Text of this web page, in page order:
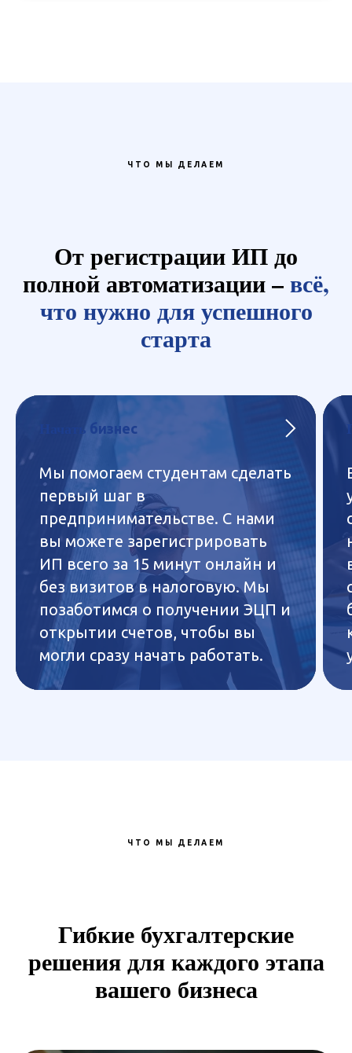
ЧТО МЫ ДЕЛАЕМ
От регистрации ИП до
полной автоматизации –всё,
что нужно для успешного
старта
Начать бизнес
Мы помогаем студентам сделать
первый шаг в
предпринимательстве. С нами
вы можете зарегистрировать
ИП всего за 15 минут онлайн и
без визитов в налоговую. Мы
позаботимся о получении ЭЦП и
открытии счетов, чтобы вы
могли сразу начать работать.
ЧТО МЫ ДЕЛАЕМ
Гибкие бухгалтерские
решения для каждого этапа
вашего бизнеса